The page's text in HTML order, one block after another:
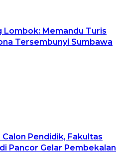
Lombok: Memandu Turis
Tersembunyi Sumbawa
Pendidik, Fakultas
Pancor Gelar Pembekalan